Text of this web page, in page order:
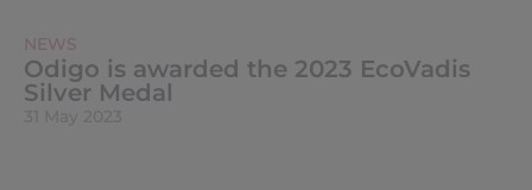
NEWS
Odigo is awarded the 2023 EcoVadis
Silver Medal